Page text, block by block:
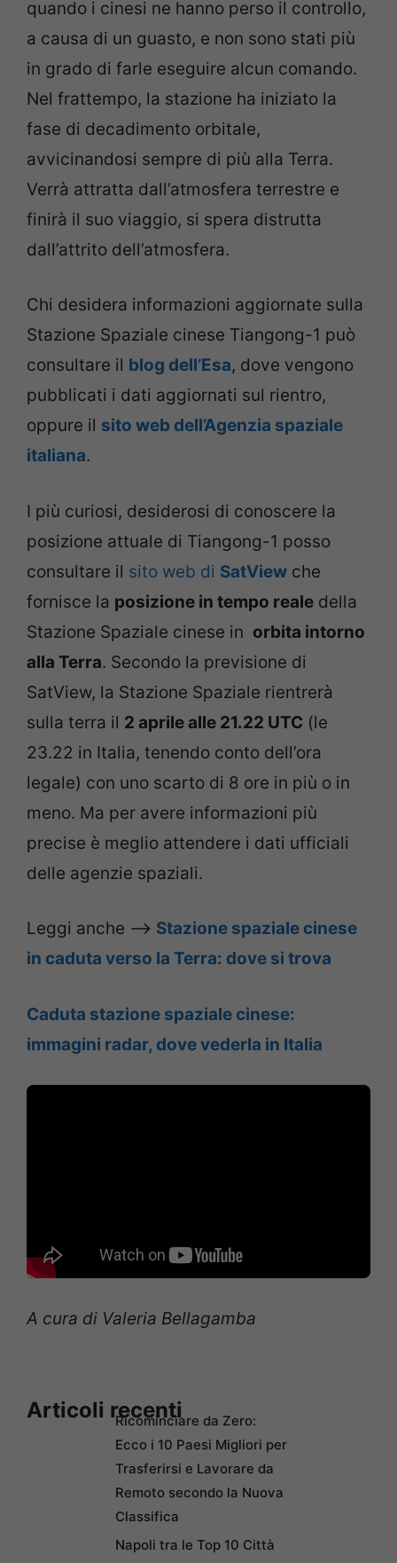
quando i cinesi ne hanno perso il controllo,
a causa di un guasto, e non sono stati più
in grado di farle eseguire alcun comando.
Nel frattempo, la stazione ha iniziato la
fase di decadimento orbitale,
avvicinandosi sempre di più alla Terra.
Verrà attratta dall’atmosfera terrestre e
finirà il suo viaggio, si spera distrutta
dall’attrito dell’atmosfera.
Chi desidera informazioni aggiornate sulla
Stazione Spaziale cinese Tiangong-1 può
consultare il blog dell’Esa, dove vengono
pubblicati i dati aggiornati sul rientro,
oppure il sito web dell’Agenzia spaziale
italiana.
I più curiosi, desiderosi di conoscere la
posizione attuale di Tiangong-1 posso
consultare il sito web di SatView che
fornisce la posizione in tempo reale della
Stazione Spaziale cinese in orbita intorno
alla Terra. Secondo la previsione di
SatView, la Stazione Spaziale rientrerà
sulla terra il 2 aprile alle 21.22 UTC (le
23.22 in Italia, tenendo conto dell’ora
legale) con uno scarto di 8 ore in più o in
meno. Ma per avere informazioni più
precise è meglio attendere i dati ufficiali
delle agenzie spaziali.
Leggi anche –> Stazione spaziale cinese
in caduta verso la Terra: dove si trova
Caduta stazione spaziale cinese:
immagini radar, dove vederla in Italia
A cura di Valeria Bellagamba
Articoli recentiRicominciare da Zero:
Ecco i 10 Paesi Migliori per
Trasferirsi e Lavorare da
Remoto secondo la Nuova
Classifica
Napoli tra le Top 10 Città